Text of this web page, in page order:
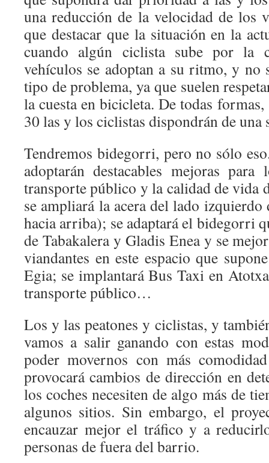
una reducción de la velocidad de los
que destacar que la situación en la
cuando algún ciclista sube por la
vehículos se adoptan a su ritmo, y no
tipo de problema, ya que suelen
la cuesta en bicicleta. De todas
30 las y los ciclistas dispondrán de una
Tendremos bidegorri, pero no sólo
adoptarán destacables mejoras
transporte público y la calidad de vida
se ampliará la acera del lado
hacia arriba); se adaptará el bidegorri
de Tabakalera y Gladis Enea y se
viandantes en este espacio que
Egia; se implantará Bus Taxi en
transporte público…
Los y las peatones y ciclistas, y
vamos a salir ganando con estas
poder movernos con más
provocará cambios de dirección en
los coches necesiten de algo más de
algunos sitios. Sin embargo, el
encauzar mejor el tráfico y a
personas de fuera del barrio.